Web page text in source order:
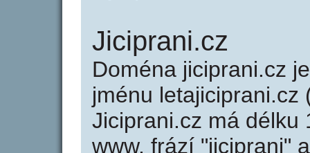
Jiciprani.cz
Doména jiciprani.cz
jménu letajiciprani.cz
Jiciprani.cz má délku
www, frází "jiciprani"